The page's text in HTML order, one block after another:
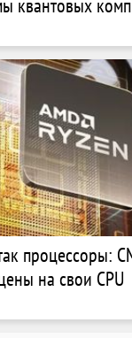
квантовых
процессоры:
на свои CPU